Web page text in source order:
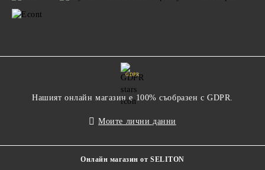
GDPR
Нашият онлайн магазин е 100% съобразен с GDPR.
Моите лични данни
Онлайн магазин от SELITON